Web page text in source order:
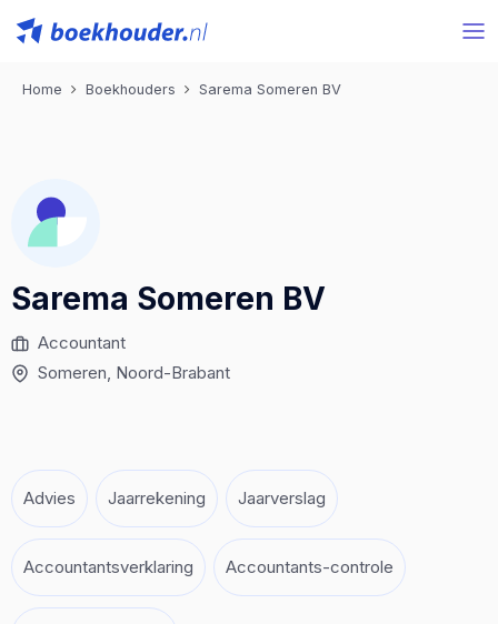
Home Boekhouders Sarema Someren BV
Sarema Someren BV
Accountant
Someren, Noord-Brabant
Advies Jaarrekening Jaarverslag
Accountantsverklaring Accountants-controle